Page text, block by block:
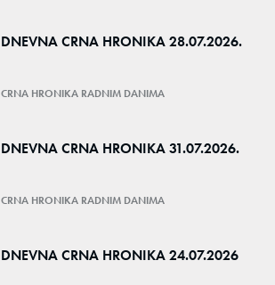
DNEVNA CRNA HRONIKA 28.07.2026.
CRNA HRONIKA RADNIM DANIMA
DNEVNA CRNA HRONIKA 31.07.2026.
CRNA HRONIKA RADNIM DANIMA
DNEVNA CRNA HRONIKA 24.07.2026